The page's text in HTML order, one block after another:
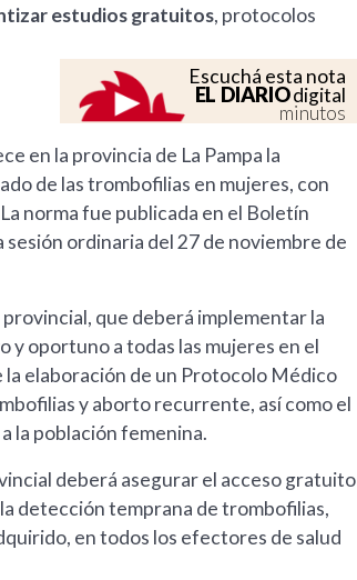
estudios gratuitos, protocolos
Escuchá esta nota
EL DIARIOdigital
minutos
en la provincia de La Pampa la
de las trombofilias en mujeres, con
norma fue publicada en el Boletín
ordinaria del 27 de noviembre de
que deberá implementar la
oportuno a todas las mujeres en el
elaboración de un Protocolo Médico
y aborto recurrente, así como el
la población femenina.
deberá asegurar el acceso gratuito
detección temprana de trombofilias,
en todos los efectores de salud